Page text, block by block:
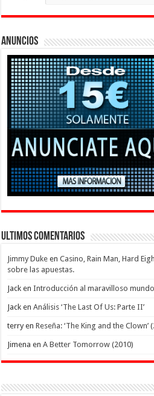
Anuncios
Ultimos Comentarios
Jimmy Duke enCasino, Rain Man, Hard
sobre las apuestas.
Jack enIntroducción al maravilloso mundo
Jack enAnálisis ‘The Last Of Us: Parte II’
terryenReseña: ‘The King and the Clown’
Jimena enA Better Tomorrow (2010)